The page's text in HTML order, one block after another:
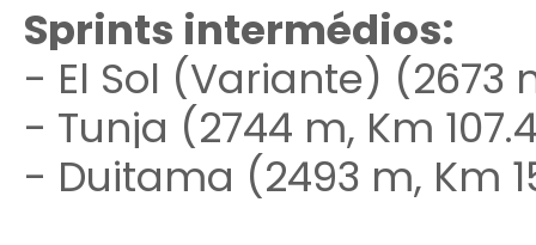
Sprints intermédios:
- El Sol (Variante) (2673
- Tunja (2744 m, Km
- Duitama (2493 m, Km